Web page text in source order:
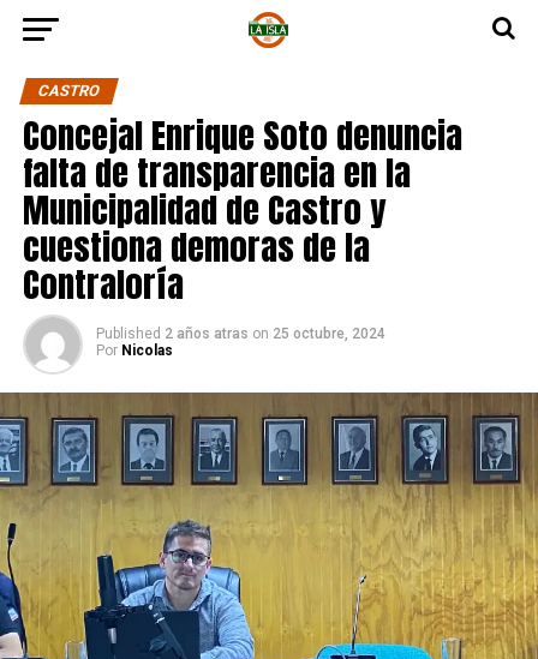
CASTRO
Concejal Enrique Soto denuncia
falta de transparencia en la
Municipalidad de Castro y
cuestiona demoras de la
Contraloría
Published 2 años atras on 25 octubre, 2024
Por Nicolas